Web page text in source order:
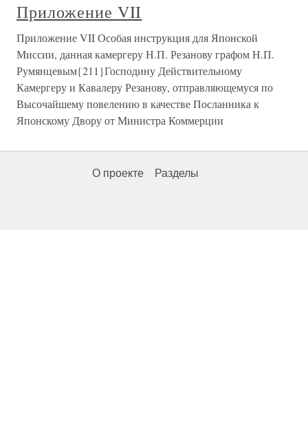
Приложение VII
Приложение VII Особая инструкция для Японской
Миссии, данная камергеру Н.П. Резанову графом Н.П.
Румянцевым{211}Господину Действительному
Камергеру и Кавалеру Резанову, отправляющемуся по
Высочайшему повелению в качестве Посланника к
Японскому Двору от Министра Коммерции
О проекте Разделы